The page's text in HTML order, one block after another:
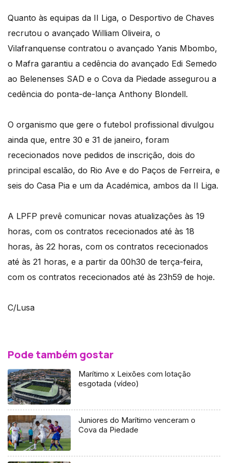
Quanto às equipas da II Liga, o Desportivo de Chaves
recrutou o avançado William Oliveira, o
Vilafranquense contratou o avançado Yanis Mbombo,
o Mafra garantiu a cedência do avançado Edi Semedo
ao Belenenses SAD e o Cova da Piedade assegurou a
cedência do ponta-de-lança Anthony Blondell.
O organismo que gere o futebol profissional divulgou
ainda que, entre 30 e 31 de janeiro, foram
rececionados nove pedidos de inscrição, dois do
principal escalão, do Rio Ave e do Paços de Ferreira, e
seis do Casa Pia e um da Académica, ambos da II Liga.
A LPFP prevê comunicar novas atualizações às 19
horas, com os contratos rececionados até às 18
horas, às 22 horas, com os contratos rececionados
até às 21 horas, e a partir da 00h30 de terça-feira,
com os contratos rececionados até às 23h59 de hoje.
C/Lusa
Pode também gostar
Marítimo x Leixões com lotação
esgotada (vídeo)
Juniores do Marítimo venceram o
Cova da Piedade